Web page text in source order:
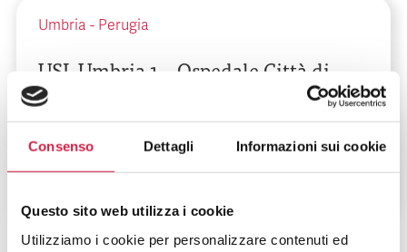
Consenso Dettagli Informazioni sui cookie
Questo sito web utilizza i cookie
Utilizziamo i cookie per personalizzare contenuti ed
Umbria - Perugia
USL Umbria 1 – Ospedale Città di
Castello